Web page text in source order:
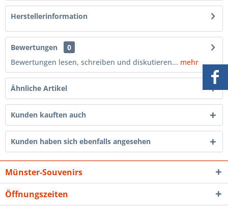
Herstellerinformation
Bewertungen
0
Bewertungen lesen, schreiben und diskutieren... mehr
Ähnliche Artikel
Kunden kauften auch
Kunden haben sich ebenfalls angesehen
Münster-Souvenirs
Öffnungszeiten